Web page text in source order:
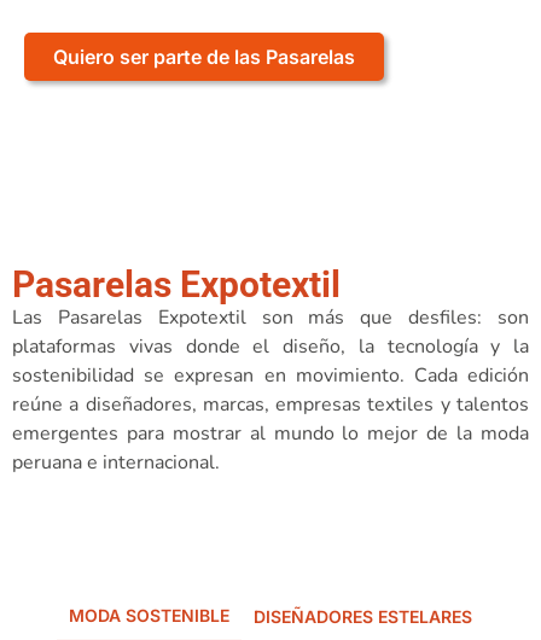
Quiero ser parte de las Pasarelas
Pasarelas Expotextil
Las Pasarelas Expotextil son más que desfiles: son
plataformas vivas donde el diseño, la tecnología y la
sostenibilidad se expresan en movimiento. Cada edición
reúne a diseñadores, marcas, empresas textiles y talentos
emergentes para mostrar al mundo lo mejor de la moda
peruana e internacional.
MODA SOSTENIBLE DISEÑADORES ESTELARES